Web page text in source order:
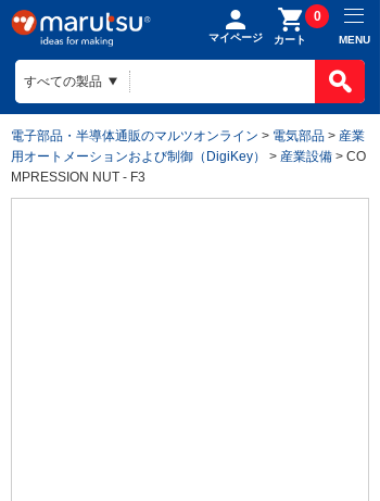
マイページ カート
0
MENU
電子部品・半導体通販のマルツオンライン > 電気部品 > 産業
用オートメーションおよび制御（DigiKey）
> 産業設備 > CO
MPRESSION NUT - F3